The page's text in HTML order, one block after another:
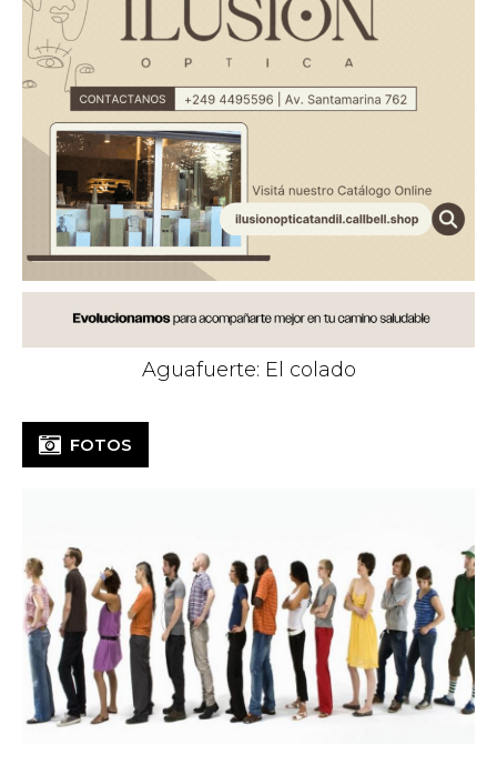
Aguafuerte: El colado
FOTOS